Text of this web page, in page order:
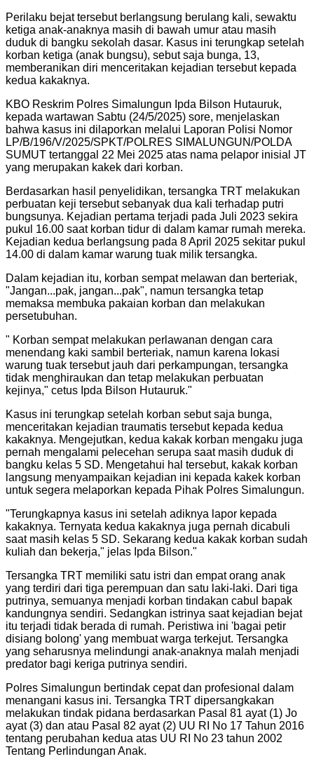
Perilaku bejat tersebut berlangsung berulang kali, sewaktu
ketiga anak-anaknya masih di bawah umur atau masih
duduk di bangku sekolah dasar. Kasus ini terungkap setelah
korban ketiga (anak bungsu), sebut saja bunga, 13,
memberanikan diri menceritakan kejadian tersebut kepada
kedua kakaknya.
KBO Reskrim Polres Simalungun Ipda Bilson Hutauruk,
kepada wartawan Sabtu (24/5/2025) sore, menjelaskan
bahwa kasus ini dilaporkan melalui Laporan Polisi Nomor
LP/B/196/V/2025/SPKT/POLRES SIMALUNGUN/POLDA
SUMUT tertanggal 22 Mei 2025 atas nama pelapor inisial JT
yang merupakan kakek dari korban.
Berdasarkan hasil penyelidikan, tersangka TRT melakukan
perbuatan keji tersebut sebanyak dua kali terhadap putri
bungsunya. Kejadian pertama terjadi pada Juli 2023 sekira
pukul 16.00 saat korban tidur di dalam kamar rumah mereka.
Kejadian kedua berlangsung pada 8 April 2025 sekitar pukul
14.00 di dalam kamar warung tuak milik tersangka.
Dalam kejadian itu, korban sempat melawan dan berteriak,
"Jangan...pak, jangan...pak", namun tersangka tetap
memaksa membuka pakaian korban dan melakukan
persetubuhan.
" Korban sempat melakukan perlawanan dengan cara
menendang kaki sambil berteriak, namun karena lokasi
warung tuak tersebut jauh dari perkampungan, tersangka
tidak menghiraukan dan tetap melakukan perbuatan
kejinya," cetus Ipda Bilson Hutauruk."
Kasus ini terungkap setelah korban sebut saja bunga,
menceritakan kejadian traumatis tersebut kepada kedua
kakaknya. Mengejutkan, kedua kakak korban mengaku juga
pernah mengalami pelecehan serupa saat masih duduk di
bangku kelas 5 SD. Mengetahui hal tersebut, kakak korban
langsung menyampaikan kejadian ini kepada kakek korban
untuk segera melaporkan kepada Pihak Polres Simalungun.
"Terungkapnya kasus ini setelah adiknya lapor kepada
kakaknya. Ternyata kedua kakaknya juga pernah dicabuli
saat masih kelas 5 SD. Sekarang kedua kakak korban sudah
kuliah dan bekerja," jelas Ipda Bilson."
Tersangka TRT memiliki satu istri dan empat orang anak
yang terdiri dari tiga perempuan dan satu laki-laki. Dari tiga
putrinya, semuanya menjadi korban tindakan cabul bapak
kandungnya sendiri. Sedangkan istrinya saat kejadian bejat
itu terjadi tidak berada di rumah. Peristiwa ini 'bagai petir
disiang bolong' yang membuat warga terkejut. Tersangka
yang seharusnya melindungi anak-anaknya malah menjadi
predator bagi keriga putrinya sendiri.
Polres Simalungun bertindak cepat dan profesional dalam
menangani kasus ini. Tersangka TRT dipersangkakan
melakukan tindak pidana berdasarkan Pasal 81 ayat (1) Jo
ayat (3) dan atau Pasal 82 ayat (2) UU RI No 17 Tahun 2016
tentang perubahan kedua atas UU RI No 23 tahun 2002
Tentang Perlindungan Anak.